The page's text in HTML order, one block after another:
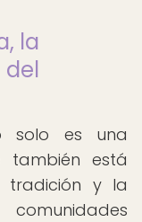
la
del
solo es una
también está
tradición y la